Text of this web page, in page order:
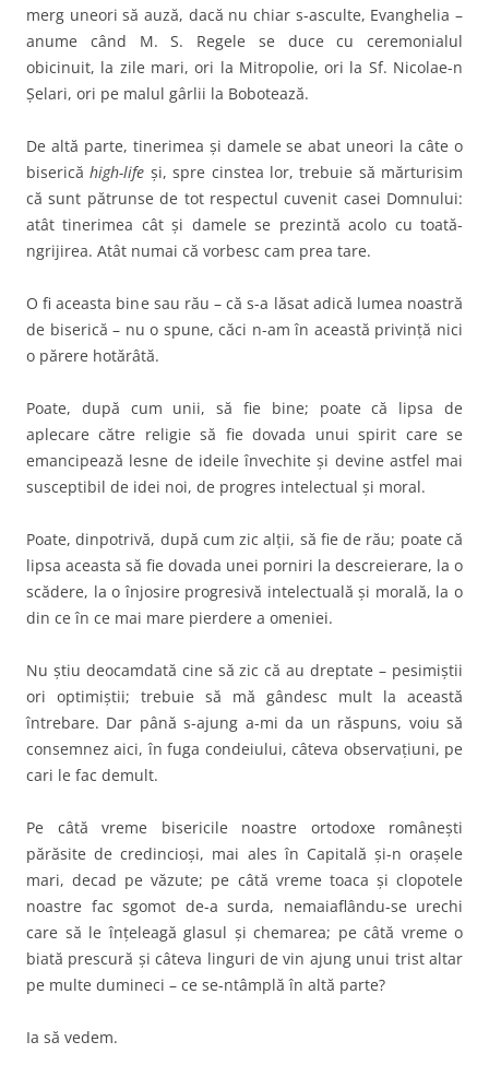
merg uneori să auză, dacă nu chiar s-asculte, Evanghelia –
anume când M. S. Regele se duce cu ceremonialul
obicinuit, la zile mari, ori la Mitropolie, ori la Sf. Nicolae-n
Şelari, ori pe malul gârlii la Bobotează.
De altă parte, tinerimea şi damele se abat uneori la câte o
bisericăhigh-life şi, spre cinstea lor, trebuie să mărturisim
că sunt pătrunse de tot respectul cuvenit casei Domnului:
atât tinerimea cât şi damele se prezintă acolo cu toată-
ngrijirea. Atât numai că vorbesc cam prea tare.
O fi aceasta bine sau rău – că s-a lăsat adică lumea noastră
de biserică – nu o spune, căci n-am în această privinţă nici
o părere hotărâtă.
Poate, după cum unii, să fie bine; poate că lipsa de
aplecare către religie să fie dovada unui spirit care se
emancipează lesne de ideile învechite şi devine astfel mai
susceptibil de idei noi, de progres intelectual şi moral.
Poate, dinpotrivă, după cum zic alţii, să fie de rău; poate că
lipsa aceasta să fie dovada unei porniri la descreierare, la o
scădere, la o înjosire progresivă intelectuală şi morală, la o
din ce în ce mai mare pierdere a omeniei.
Nu ştiu deocamdată cine să zic că au dreptate – pesimiştii
ori optimiştii; trebuie să mă gândesc mult la această
întrebare. Dar până s-ajung a-mi da un răspuns, voiu să
consemnez aici, în fuga condeiului, câteva observaţiuni, pe
cari le fac demult.
Pe câtă vreme bisericile noastre ortodoxe româneşti
părăsite de credincioşi, mai ales în Capitală şi-n oraşele
mari, decad pe văzute; pe câtă vreme toaca şi clopotele
noastre fac sgomot de-a surda, nemaiaflându-se urechi
care să le înţeleagă glasul şi chemarea; pe câtă vreme o
biată prescură şi câteva linguri de vin ajung unui trist altar
pe multe dumineci – ce se-ntâmplă în altă parte?
Ia să vedem.